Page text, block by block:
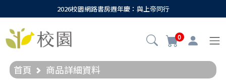
2026校園網路書房週年慶：與上帝同行
0
首頁 商品詳細資料